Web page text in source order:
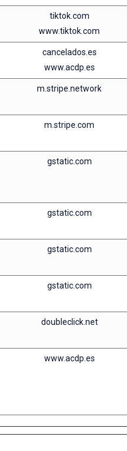
tiktok.com
www.tiktok.com
cancelados.es
www.acdp.es
m.stripe.network
m.stripe.com
gstatic.com
gstatic.com
gstatic.com
gstatic.com
doubleclick.net
www.acdp.es